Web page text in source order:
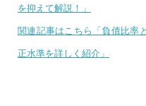
を抑えて解説！」
関連記事はこちら「負債比率
正水準を詳しく紹介」